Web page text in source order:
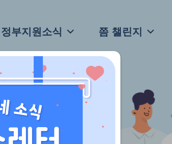
정부지원소식 쯤 챌린지